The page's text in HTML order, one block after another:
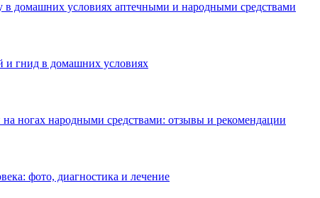
в домашних условиях аптечными и народными средствами
и гнид в домашних условиях
на ногах народными средствами: отзывы и рекомендации
фото, диагностика и лечение